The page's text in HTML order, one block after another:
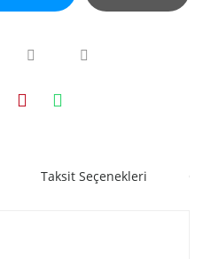
Taksit Seçenekleri